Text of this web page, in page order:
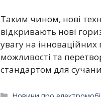
Таким чином, нові
відкривають нові
увагу на інноваційних
можливості та
стандартом для
Категорії